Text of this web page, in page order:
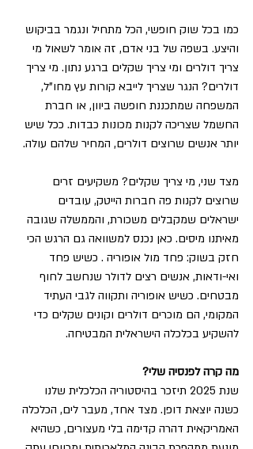
כמו בכל שוק חופשי, הכל מתחיל ונגמר בביקוש
והיצע. בשפה של בני אדם, זה אומר לשאול מי
צריך דולרים ומי צריך שקלים ברגע נתון. מי צריך
דולרים? הנגר שצריך לייבא קורות עץ מחו"ל,
המשפחה שמתכננת חופשה ביוון, או חברת
החשמל שצריכה לקנות מכונות כבדות. ככל שיש
יותר אנשים שרוצים דולרים, המחיר שלהם עולה.
מצד שני, מי צריך שקלים? משקיעים זרים
שרוצים לקנות פה חברות הייטק, עובדים
ישראלים שמקבלים משכורת, והממשלה שגובה
מאיתנו מיסים. כאן נכנס למשוואה גם הרגש הכי
חזק בשוק: פחד מול אופוריה . כשיש פחד
ואי-ודאות, אנשים רצים לדולר שנחשב לחוף
מבטחים. כשיש אופוריה ותקווה לגבי העתיד
המקומי, הם מוכרים דולרים וקונים שקלים כדי
להשקיע בכלכלה הישראלית המבטיחה.
מה קרה לפנסיה שלי?
שנת 2025 תיזכר בהיסטוריה הכלכלית שלנו
כשנה יוצאת דופן. מצד אחד, מעבר לים, הכלכלה
האמריקאית דהרה קדימה בלי מעצורים, כשהיא